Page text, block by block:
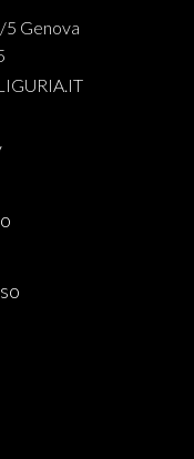
5 Genova